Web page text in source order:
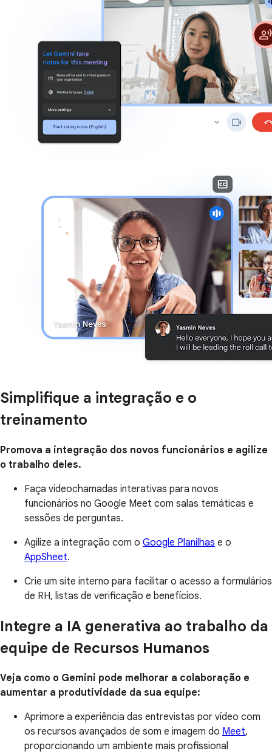
Simplifique a integração e o
treinamento
Promova a integração dos novos funcionários e agilize
o trabalho deles.
Faça videochamadas interativas para novos
funcionários no Google Meet com salas temáticas e
sessões de perguntas.
Agilize a integração com o Google Planilhas e o
AppSheet.
Crie um site interno para facilitar o acesso a formulários
de RH, listas de verificação e benefícios.
Integre a IA generativa ao trabalho da
equipe de Recursos Humanos
Veja como o Gemini pode melhorar a colaboração e
aumentar a produtividade da sua equipe:
Aprimore a experiência das entrevistas por vídeo com
os recursos avançados de som e imagem do Meet,
proporcionando um ambiente mais profissional